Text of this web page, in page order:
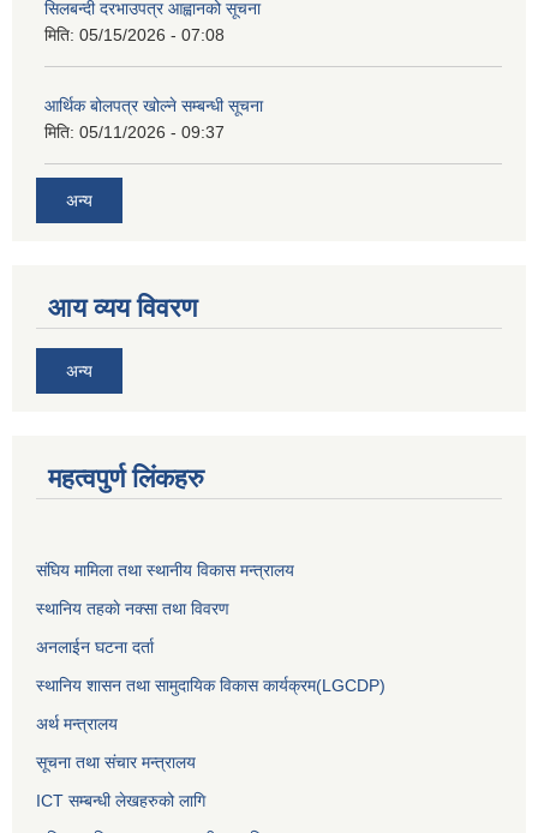
सिलबन्दी दरभाउपत्र आह्वानको सूचना
मिति: 05/15/2026 - 07:08
आर्थिक बोलपत्र खोल्ने सम्बन्धी सूचना
मिति: 05/11/2026 - 09:37
अन्य
आय व्यय विवरण
अन्य
महत्वपुर्ण लिंकहरु
संघिय मामिला तथा स्थानीय विकास मन्त्रालय
स्थानिय तहकाे नक्सा तथा विवरण
अनलाईन घटना दर्ता
स्थानिय शासन तथा सामुदायिक विकास कार्यक्रम(LGCDP)
अर्थ मन्त्रालय
सूचना तथा संचार मन्त्रालय
ICT सम्बन्धी लेखहरुको लागि